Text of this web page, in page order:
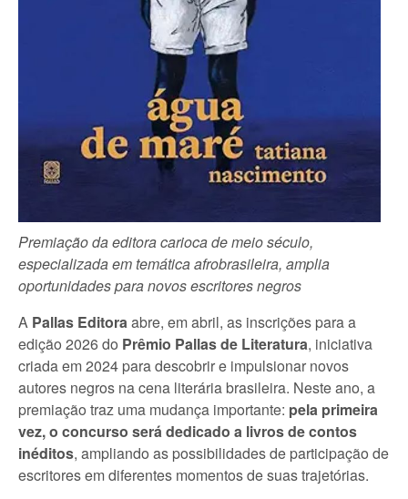
Premiação da editora carioca de meio século,
especializada em temática afrobrasileira, amplia
oportunidades para novos escritores negros
A Pallas Editoraabre, em abril, as inscrições para a
edição 2026 do Prêmio Pallas de Literatura, iniciativa
criada em 2024 para descobrir e impulsionar novos
autores negros na cena literária brasileira. Neste ano, a
premiação traz uma mudança importante: pela primeira
vez, o concurso será dedicado a livros de contos
inéditos, ampliando as possibilidades de participação de
escritores em diferentes momentos de suas trajetórias.